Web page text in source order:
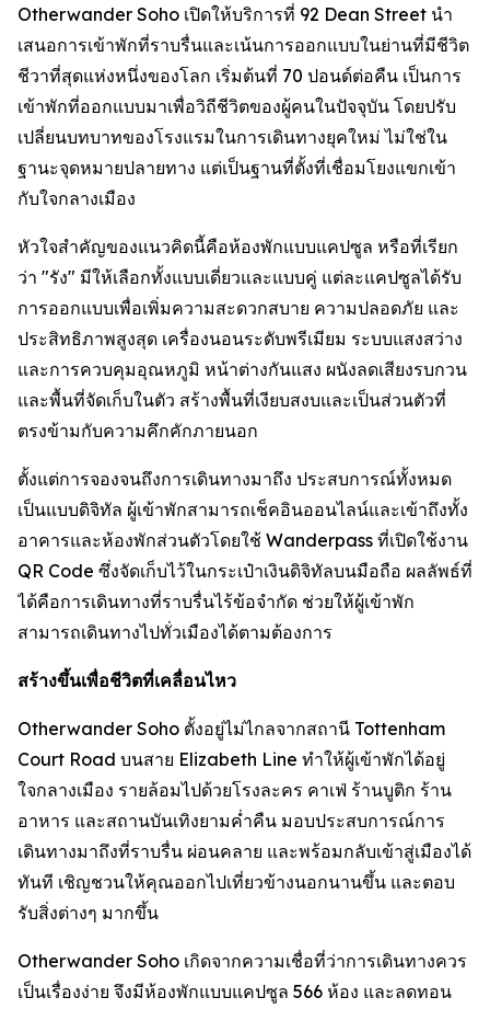
Otherwander Soho เปิดให้บริการที่ 92 Dean Street นำ
เสนอการเข้าพักที่ราบรื่นและเน้นการออกแบบในย่านที่มีชีวิต
ชีวาที่สุดแห่งหนึ่งของโลก เริ่มต้นที่ 70 ปอนด์ต่อคืน เป็นการ
เข้าพักที่ออกแบบมาเพื่อวิถีชีวิตของผู้คนในปัจจุบัน โดยปรับ
เปลี่ยนบทบาทของโรงแรมในการเดินทางยุคใหม่ ไม่ใช่ใน
ฐานะจุดหมายปลายทาง แต่เป็นฐานที่ตั้งที่เชื่อมโยงแขกเข้า
กับใจกลางเมือง
หัวใจสำคัญของแนวคิดนี้คือห้องพักแบบแคปซูล หรือที่เรียก
ว่า "รัง" มีให้เลือกทั้งแบบเดี่ยวและแบบคู่ แต่ละแคปซูลได้รับ
การออกแบบเพื่อเพิ่มความสะดวกสบาย ความปลอดภัย และ
ประสิทธิภาพสูงสุด เครื่องนอนระดับพรีเมียม ระบบแสงสว่าง
และการควบคุมอุณหภูมิ หน้าต่างกันแสง ผนังลดเสียงรบกวน
และพื้นที่จัดเก็บในตัว สร้างพื้นที่เงียบสงบและเป็นส่วนตัวที่
ตรงข้ามกับความคึกคักภายนอก
ตั้งแต่การจองจนถึงการเดินทางมาถึง ประสบการณ์ทั้งหมด
เป็นแบบดิจิทัล ผู้เข้าพักสามารถเช็คอินออนไลน์และเข้าถึงทั้ง
อาคารและห้องพักส่วนตัวโดยใช้ Wanderpass ที่เปิดใช้งาน
QR Code ซึ่งจัดเก็บไว้ในกระเป๋าเงินดิจิทัลบนมือถือ ผลลัพธ์ที่
ได้คือการเดินทางที่ราบรื่นไร้ข้อจำกัด ช่วยให้ผู้เข้าพัก
สามารถเดินทางไปทั่วเมืองได้ตามต้องการ
สร้างขึ้นเพื่อชีวิตที่เคลื่อนไหว
Otherwander Soho ตั้งอยู่ไม่ไกลจากสถานี Tottenham
Court Road บนสาย Elizabeth Line ทำให้ผู้เข้าพักได้อยู่
ใจกลางเมือง รายล้อมไปด้วยโรงละคร คาเฟ่ ร้านบูติก ร้าน
อาหาร และสถานบันเทิงยามค่ำคืน มอบประสบการณ์การ
เดินทางมาถึงที่ราบรื่น ผ่อนคลาย และพร้อมกลับเข้าสู่เมืองได้
ทันที เชิญชวนให้คุณออกไปเที่ยวข้างนอกนานขึ้น และตอบ
รับสิ่งต่างๆ มากขึ้น
Otherwander Soho เกิดจากความเชื่อที่ว่าการเดินทางควร
เป็นเรื่องง่าย จึงมีห้องพักแบบแคปซูล 566 ห้อง และลดทอน